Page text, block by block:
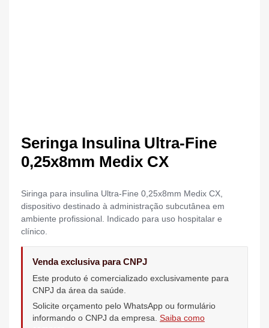
Seringa Insulina Ultra-Fine
0,25x8mm Medix CX
Siringa para insulina Ultra-Fine 0,25x8mm Medix CX,
dispositivo destinado à administração subcutânea em
ambiente profissional. Indicado para uso hospitalar e
clínico.
Venda exclusiva para CNPJ
Este produto é comercializado exclusivamente para
CNPJ da área da saúde.
Solicite orçamento pelo WhatsApp ou formulário
informando o CNPJ da empresa. Saiba como